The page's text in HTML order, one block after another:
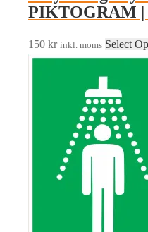
PIKTOGRAM |
150 kr inkl. moms Select